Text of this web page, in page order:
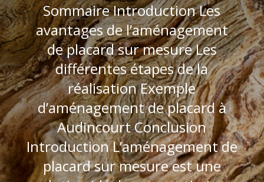
Sommaire Introduction Les
avantages de l’aménagement
de placard sur mesure Les
différentes étapes de la
réalisation Exemple
d’aménagement de placard à
Audincourt Conclusion
Introduction L’aménagement de
placard sur mesure est une